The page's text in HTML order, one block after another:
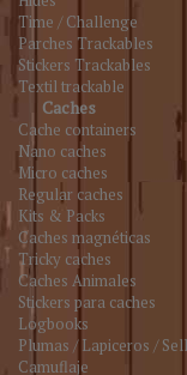
Time / Challenge
Parches Trackables
Stickers Trackables
Textil trackable
Caches
Cache containers
Nano caches
Micro caches
Regular caches
Kits & Packs
Caches magnéticas
Tricky caches
Caches Animales
Stickers para caches
Logbooks
Plumas / Lapiceros /
Camuflaje